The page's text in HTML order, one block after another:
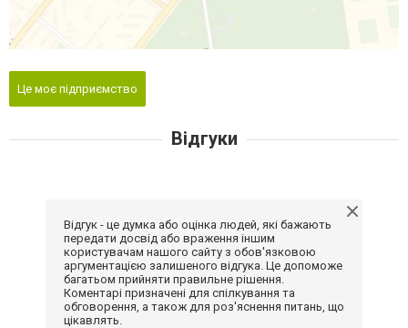
Це моє підприємство
Відгуки
Відгук - це думка або оцінка людей, які бажають
передати досвід або враження іншим
користувачам нашого сайту з обов'язковою
аргументацією залишеного відгука. Це допоможе
багатьом прийняти правильне рішення.
Коментарі призначені для спілкування та
обговорення, а також для роз'яснення питань, що
цікавлять.